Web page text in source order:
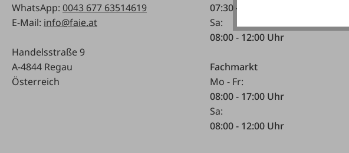
WhatsApp: 0043 677 63514619
E-Mail: info@faie.at
Handelsstraße 9
A-4844 Regau
Österreich
07:30 - 17.00 Uhr
Sa:
08:00 - 12:00 Uhr
Fachmarkt
Mo - Fr:
08:00 - 17:00 Uhr
Sa:
08:00 - 12:00 Uhr